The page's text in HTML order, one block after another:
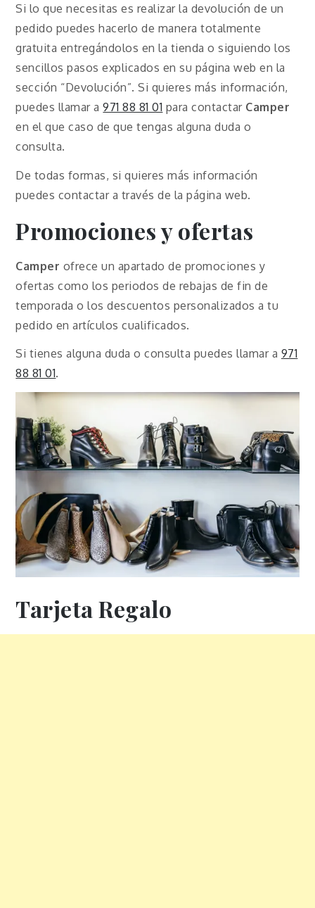
Si lo que necesitas es realizar la devolución de un
pedido puedes hacerlo de manera totalmente
gratuita entregándolos en la tienda o siguiendo los
sencillos pasos explicados en su página web en la
sección “Devolución”. Si quieres más información,
puedes llamar a971 88 81 01 para contactar Camper
en el que caso de que tengas alguna duda o
consulta.
De todas formas, si quieres más información
puedes contactar a través de la página web.
Promociones y ofertas
Camper ofrece un apartado de promociones y
ofertas como los periodos de rebajas de fin de
temporada o los descuentos personalizados a tu
pedido en artículos cualificados.
Si tienes alguna duda o consulta puedes llamar a 971
88 81 01.
Tarjeta Regalo